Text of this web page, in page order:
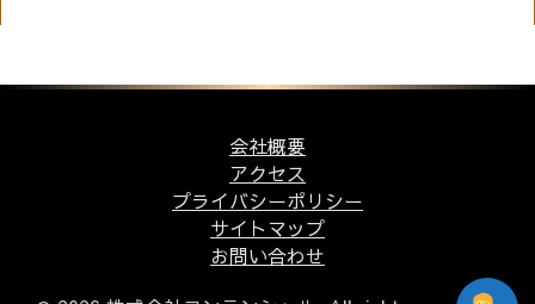
会社概要
アクセス
プライバシーポリシー
サイトマップ
お問い合わせ